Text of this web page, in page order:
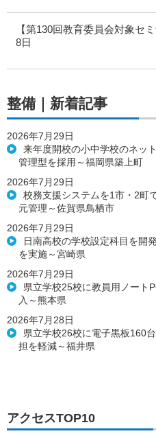
【第130回教育委員会対象セ
8日
整備｜新着記事
2026年7月29日
来年度開校の小中学校のネッ
管理型を採用～福岡県築上町
2026年7月29日
校務支援システムを1市・2町
元管理～佐賀県鳥栖市
2026年7月29日
日南高校の学校設定科目を開
を実施～宮崎県
2026年7月29日
県立学校25校に教員用ノート
入～熊本県
2026年7月28日
県立学校26校に電子黒板160
担を軽減～福井県
アクセスTOP10